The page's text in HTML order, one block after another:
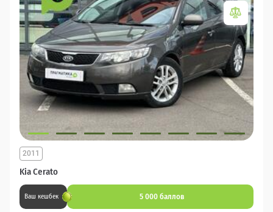
Kia Cerato
2011
Ваш кешбек 5 000 баллов